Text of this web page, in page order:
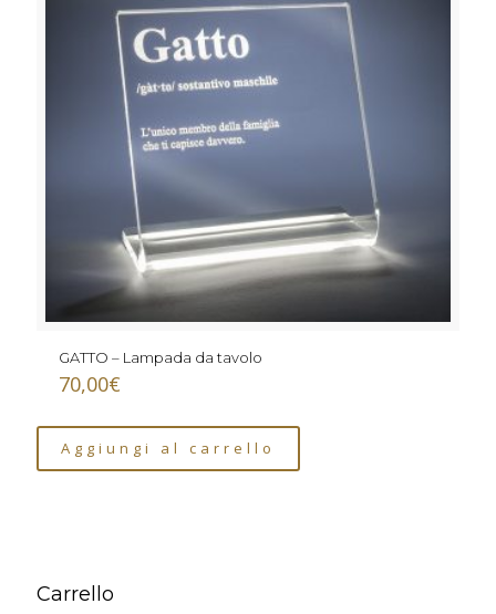
GATTO – Lampada da tavolo
70,00€
Aggiungi al carrello
Carrello